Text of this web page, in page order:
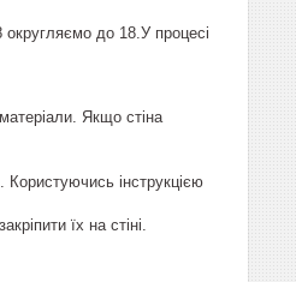
до 18.У процесі
Якщо стіна
Користуючись інструкцією
їх на стіні.